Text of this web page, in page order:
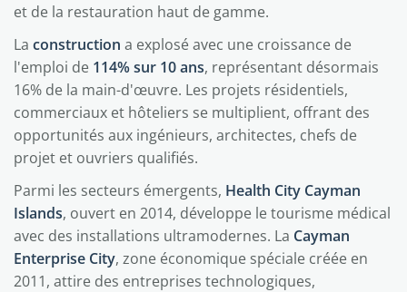
et de la restauration haut de gamme.
La construction a explosé avec une croissance de
l'emploi de 114% sur 10 ans, représentant désormais
16% de la main-d'œuvre. Les projets résidentiels,
commerciaux et hôteliers se multiplient, offrant des
opportunités aux ingénieurs, architectes, chefs de
projet et ouvriers qualifiés.
Parmi les secteurs émergents, Health City Cayman
Islands, ouvert en 2014, développe le tourisme médical
avec des installations ultramodernes. La Cayman
Enterprise City, zone économique spéciale créée en
2011, attire des entreprises technologiques,